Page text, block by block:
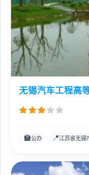
无锡汽车工程高
🏫公办 📍江苏省无锡